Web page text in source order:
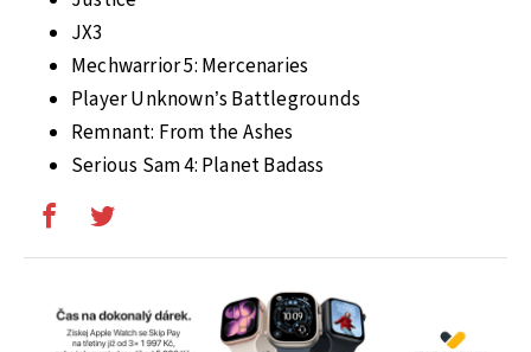
JX3
Mechwarrior 5: Mercenaries
Player Unknown’s Battlegrounds
Remnant: From the Ashes
Serious Sam 4: Planet Badass